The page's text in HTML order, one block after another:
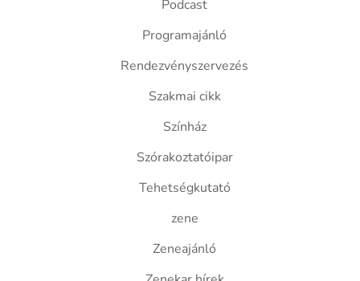
Podcast
Programajánló
Rendezvényszervezés
Szakmai cikk
Színház
Szórakoztatóipar
Tehetségkutató
zene
Zeneajánló